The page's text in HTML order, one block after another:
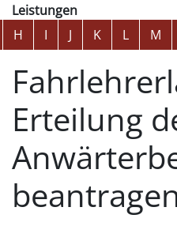
Leistungen
Alphabetisches Register
H I J K L M
Erteilung